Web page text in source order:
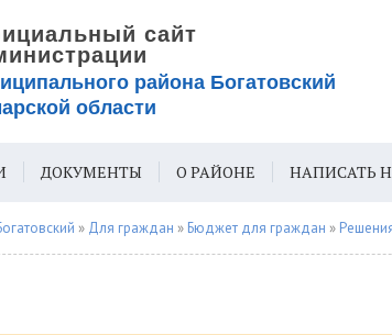
ДОКУМЕНТЫ О РАЙОНЕ НАПИСАТЬ
ДЛЯ СЛАБОВИДЯЩИХ
» Для граждан » Бюджет для граждан »